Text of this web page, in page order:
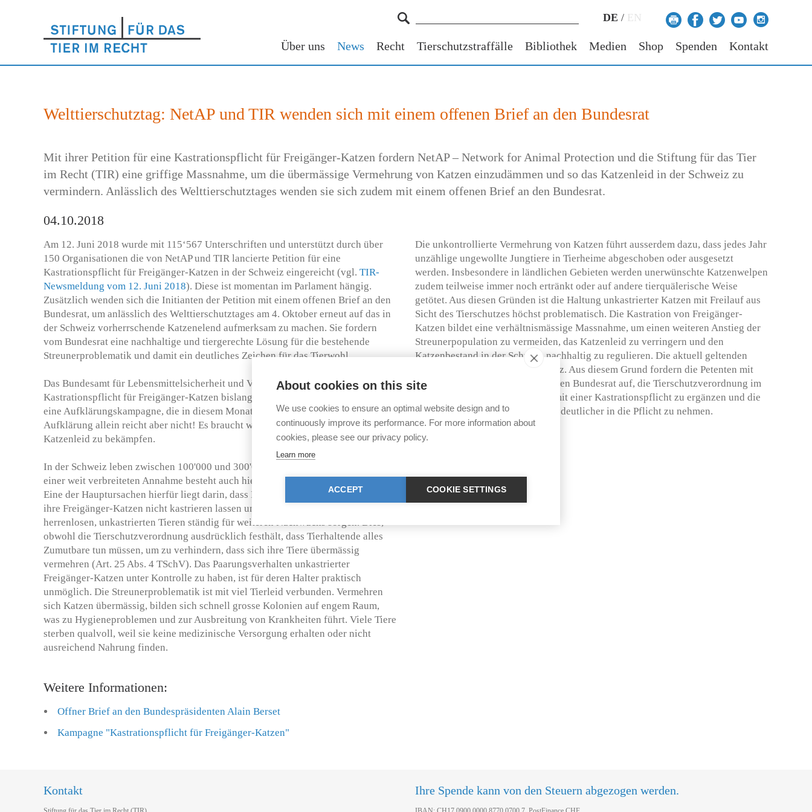
DE / EN
Über uns News Recht Tierschutzstraffälle Bibliothek Medien Shop Spenden Kontakt
Welttierschutztag: NetAP und TIR wenden sich mit einem offenen Brief an den Bundesrat
Mit ihrer Petition für eine Kastrationspflicht für Freigänger-Katzen fordern NetAP – Network for Animal Protection und die Stiftung für das Tier
im Recht (TIR) eine griffige Massnahme, um die übermässige Vermehrung von Katzen einzudämmen und so das Katzenleid in der Schweiz zu
vermindern. Anlässlich des Welttierschutztages wenden sie sich zudem mit einem offenen Brief an den Bundesrat.
04.10.2018
Am 12. Juni 2018 wurde mit 115‘567 Unterschriften und unterstützt durch über
150 Organisationen die von NetAP und TIR lancierte Petition für eine
Kastrationspflicht für Freigänger-Katzen in der Schweiz eingereicht (vgl. TIR-
Newsmeldung vom 12. Juni 2018). Diese ist momentan im Parlament hängig.
Zusätzlich wenden sich die Initianten der Petition mit einem offenen Brief an den
Bundesrat, um anlässlich des Welttierschutztages am 4. Oktober erneut auf das in
der Schweiz vorherrschende Katzenelend aufmerksam zu machen. Sie fordern
vom Bundesrat eine nachhaltige und tiergerechte Lösung für die bestehende
Streunerproblematik und damit ein deutliches Zeichen für das Tierwohl.
Das Bundesamt für Lebensmittelsicherheit und Veterinärwesen (BLV) lehnt eine
Kastrationspflicht für Freigänger-Katzen bislang ab und verweist stattdessen auf
eine Aufklärungskampagne, die in diesem Monat gestartet werden soll.
Aufklärung allein reicht aber nicht! Es braucht wirksamere Massnahmen, um das
Katzenleid zu bekämpfen.
In der Schweiz leben zwischen 100'000 und 300'000 herrenlose Katzen. Entgegen
einer weit verbreiteten Annahme besteht auch hierzulande ein Streunerproblem.
Eine der Hauptursachen hierfür liegt darin, dass Privatpersonen (inkl. Landwirte)
ihre Freigänger-Katzen nicht kastrieren lassen und diese zusammen mit
herrenlosen, unkastrierten Tieren ständig für weiteren Nachwuchs sorgen. Dies,
obwohl die Tierschutzverordnung ausdrücklich festhält, dass Tierhaltende alles
Zumutbare tun müssen, um zu verhindern, dass sich ihre Tiere übermässig
vermehren (Art. 25 Abs. 4 TSchV). Das Paarungsverhalten unkastrierter
Freigänger-Katzen unter Kontrolle zu haben, ist für deren Halter praktisch
unmöglich. Die Streunerproblematik ist mit viel Tierleid verbunden. Vermehren
sich Katzen übermässig, bilden sich schnell grosse Kolonien auf engem Raum,
was zu Hygieneproblemen und zur Ausbreitung von Krankheiten führt. Viele Tiere
sterben qualvoll, weil sie keine medizinische Versorgung erhalten oder nicht
ausreichend Nahrung finden.
Die unkontrollierte Vermehrung von Katzen führt ausserdem dazu, dass jedes Jahr
unzählige ungewollte Jungtiere in Tierheime abgeschoben oder ausgesetzt
werden. Insbesondere in ländlichen Gebieten werden unerwünschte Katzenwelpen
zudem teilweise immer noch ertränkt oder auf andere tierquälerische Weise
getötet. Aus diesen Gründen ist die Haltung unkastrierter Katzen mit Freilauf aus
Sicht des Tierschutzes höchst problematisch. Die Kastration von Freigänger-
Katzen bildet eine verhältnismässige Massnahme, um einen weiteren Anstieg der
Streunerpopulation zu vermeiden, das Katzenleid zu verringern und den
Katzenbestand in der Schweiz nachhaltig zu regulieren. Die aktuell geltenden
Rechtsvorschriften greifen zu kurz. Aus diesem Grund fordern die Petenten mit
ihrer Petition das Parlament und den Bundesrat auf, die Tierschutzverordnung im
Hinblick auf Freigänger-Katzen mit einer Kastrationspflicht zu ergänzen und die
betreffenden Tierhaltenden damit deutlicher in die Pflicht zu nehmen.
Weitere Informationen:
Offner Brief an den Bundespräsidenten Alain Berset
Kampagne "Kastrationspflicht für Freigänger-Katzen"
Kontakt Ihre Spende kann von den Steuern abgezogen werden.
About cookies on this site
We use cookies to ensure an optimal website design and to
continuously improve its performance. For more information about
cookies, please see our privacy policy.
Learn more
ACCEPT COOKIE SETTINGS